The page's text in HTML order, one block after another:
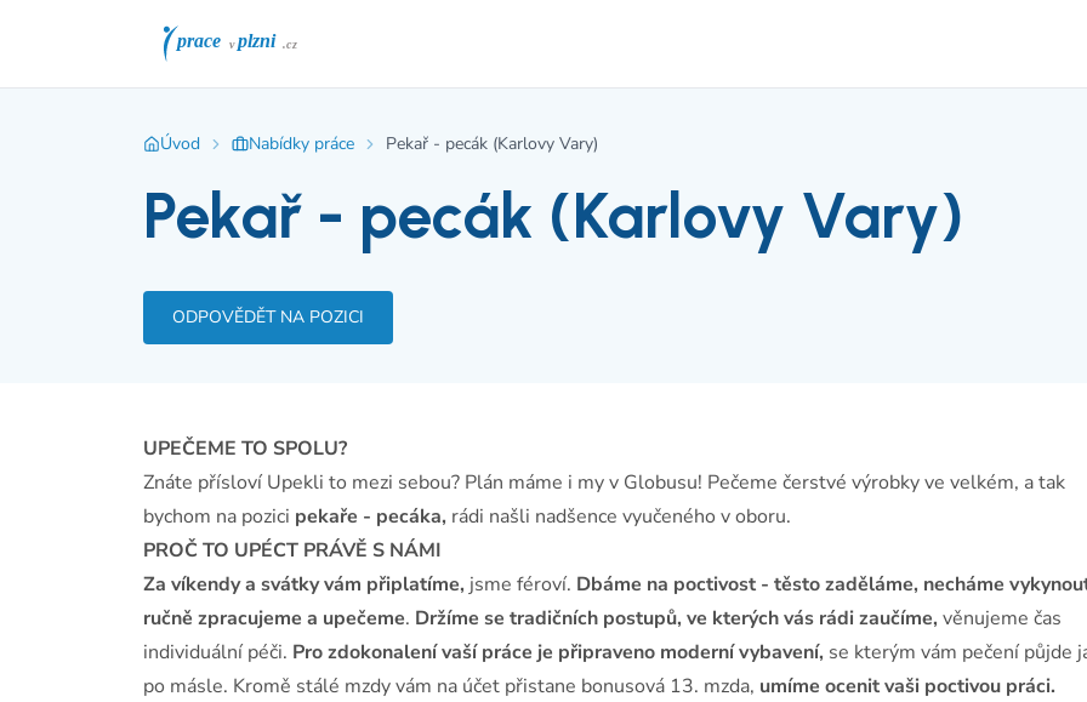
Úvod Nabídky práce Pekař - pecák (Karlovy Vary)
Pekař - pecák (Karlovy Vary)
ODPOVĚDĚT NA POZICI
UPEČEME TO SPOLU?
Znáte přísloví Upekli to mezi sebou? Plán máme i my v Globusu! Pečeme čerstvé výrobky ve velkém, a tak
bychom na pozici pekaře - pecáka, rádi našli nadšence vyučeného v oboru.
PROČ TO UPÉCT PRÁVĚ S NÁMI
Za víkendy a svátky vám připlatíme, jsme féroví. Dbáme na poctivost - těsto zaděláme, necháme
ručně zpracujeme a upečeme. Držíme se tradičních postupů, ve kterých vás rádi zaučíme, věnujeme čas
individuální péči. Pro zdokonalení vaší práce je připraveno moderní vybavení, se kterým vám pečení půjde
po másle. Kromě stálé mzdy vám na účet přistane bonusová 13. mzda, umíme ocenit vaši poctivou práci.